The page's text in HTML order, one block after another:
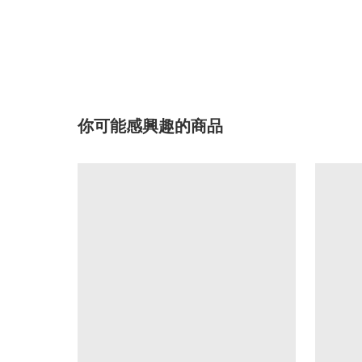
你可能感興趣的商品